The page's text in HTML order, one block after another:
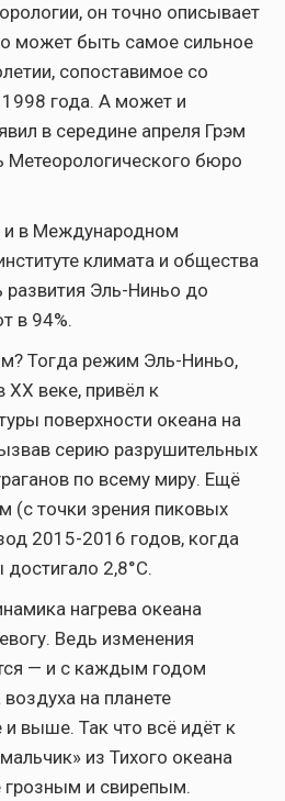
он точно описывает
может быть самое сильное
сопоставимое со
года. А может и
в середине апреля Грэм
Метеорологического бюро
в Международном
климата и общества
развития Эль-Ниньо до
в 94%.
Тогда режим Эль-Ниньо,
веке, привёл к
поверхности океана на
серию разрушительных
по всему миру. Ещё
(с точки зрения пиковых
2015-2016 годов, когда
2,8°C.
нагрева океана
Ведь изменения
— и с каждым годом
на планете
выше. Так что всё идёт к
из Тихого океана
грозным и свирепым.